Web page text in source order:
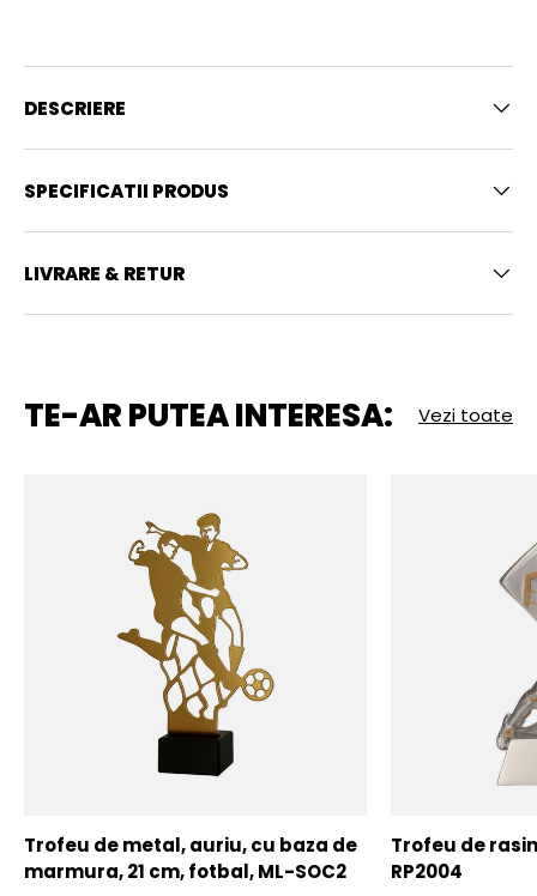
DESCRIERE
SPECIFICATII PRODUS
LIVRARE & RETUR
TE-AR PUTEA INTERESA: Vezi toate
Trofeu de metal, auriu, cu baza de
marmura, 21 cm, fotbal, ML-SOC2
Trofeu de
RP2004